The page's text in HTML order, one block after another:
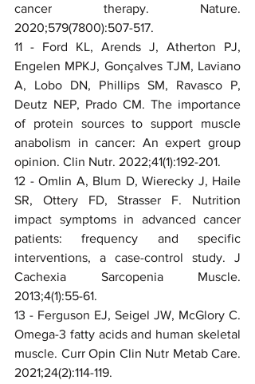
cancer therapy. Nature.
2020;579(7800):507-517.
11 - Ford KL, Arends J, Atherton PJ,
Engelen MPKJ, Gonçalves TJM, Laviano
A, Lobo DN, Phillips SM, Ravasco P,
Deutz NEP, Prado CM. The importance
of protein sources to support muscle
anabolism in cancer: An expert group
opinion. Clin Nutr. 2022;41(1):192-201.
12 - Omlin A, Blum D, Wierecky J, Haile
SR, Ottery FD, Strasser F. Nutrition
impact symptoms in advanced cancer
patients: frequency and specific
interventions, a case-control study. J
Cachexia Sarcopenia Muscle.
2013;4(1):55-61.
13 - Ferguson EJ, Seigel JW, McGlory C.
Omega-3 fatty acids and human skeletal
muscle. Curr Opin Clin Nutr Metab Care.
2021;24(2):114-119.